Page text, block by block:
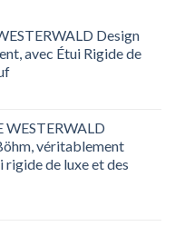
Design
avec Étui Rigide de
€.
véritablement
rigide de luxe et des